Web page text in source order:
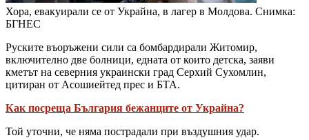
Хора, евакуирали се от Украйна, в лагер в Молдова. Снимка:
БГНЕС
Руските въоръжени сили са бомбардирали Житомир,
включително две болници, едната от които детска, заяви
кметът на северния украински град Серхий Сухомлин,
цитиран от Асошиейтед прес и БТА.
Как посреща България бежанците от Украйна?
Той уточни, че няма пострадали при въздушния удар.